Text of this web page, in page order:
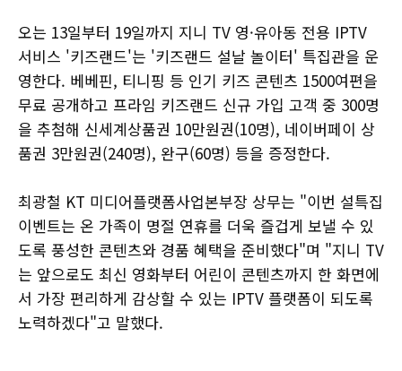
오는 13일부터 19일까지 지니 TV 영·유아동 전용 IPTV
서비스 '키즈랜드'는 '키즈랜드 설날 놀이터' 특집관을 운
영한다. 베베핀, 티니핑 등 인기 키즈 콘텐츠 1500여편을
무료 공개하고 프라임 키즈랜드 신규 가입 고객 중 300명
을 추첨해 신세계상품권 10만원권(10명), 네이버페이 상
품권 3만원권(240명), 완구(60명) 등을 증정한다.
최광철 KT 미디어플랫폼사업본부장 상무는 "이번 설특집
이벤트는 온 가족이 명절 연휴를 더욱 즐겁게 보낼 수 있
도록 풍성한 콘텐츠와 경품 혜택을 준비했다"며 "지니 TV
는 앞으로도 최신 영화부터 어린이 콘텐츠까지 한 화면에
서 가장 편리하게 감상할 수 있는 IPTV 플랫폼이 되도록
노력하겠다"고 말했다.